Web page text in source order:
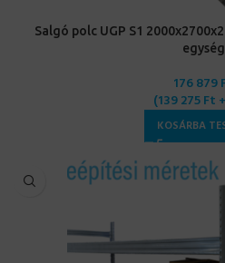
Salgó polc UGP S1
egység
176 879
(139 275Ft
KOSÁRBA